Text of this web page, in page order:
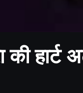
की हार्ट